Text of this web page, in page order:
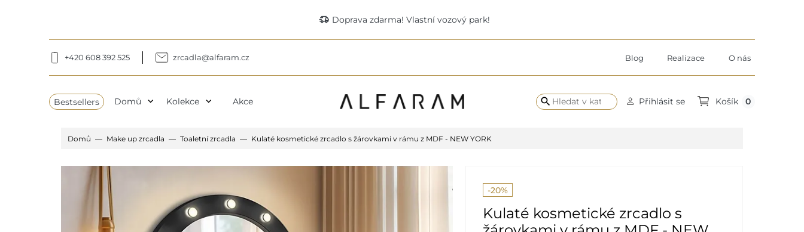
delivery_truck_speed Doprava zdarma! Vlastní vozový park!
+420 608 392 525 zrcadla@alfaram.cz Blog Realizace O nás
Bestsellers Domů expand_more Kolekce expand_more Akce search Přihlásit se Košík 0
Domů Make up zrcadla Toaletní zrcadla Kulaté kosmetické zrcadlo s žárovkami v rámu z MDF - NEW YORK
-20%
Kulaté kosmetické zrcadlo s